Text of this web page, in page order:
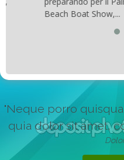
Beach Boat Show,...
"Neque porro
quia dolor sit amet,